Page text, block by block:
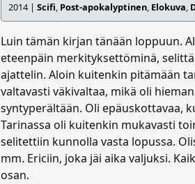
2014 | Scifi, Post-apokalyptinen, Elokuva,
Luin tämän kirjan tänään loppuun.
eteenpäin merkityksettöminä,
ajattelin. Aloin kuitenkin pitämään
valtavasti väkivaltaa, mikä oli
syntyperältään. Oli epäuskottavaa,
Tarinassa oli kuitenkin mukavasti
selitettiin kunnolla vasta lopussa.
mm. Ericiin, joka jäi aika valjuksi.
osan.